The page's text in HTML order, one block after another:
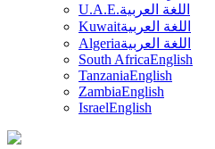
U.A.E.اللغة العربية
Kuwaitاللغة العربية
Algeriaاللغة العربية
South AfricaEnglish
TanzaniaEnglish
ZambiaEnglish
IsraelEnglish